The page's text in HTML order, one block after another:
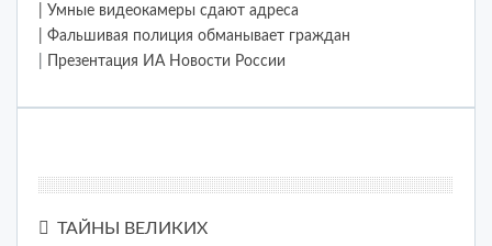
| Умные видеокамеры сдают адреса
| Фальшивая полиция обманывает граждан
Презентация ИА Новости России
ТАЙНЫ ВЕЛИКИХ